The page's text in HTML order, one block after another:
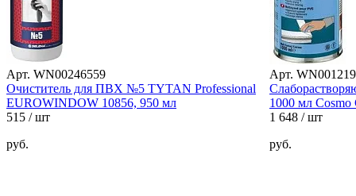
Арт. WN00246559
Очиститель для ПВХ №5 TYTAN Professional
EUROWINDOW 10856, 950 мл
515 / шт
руб.
Арт.
1000 мл Cosmo
1 648 / шт
руб.